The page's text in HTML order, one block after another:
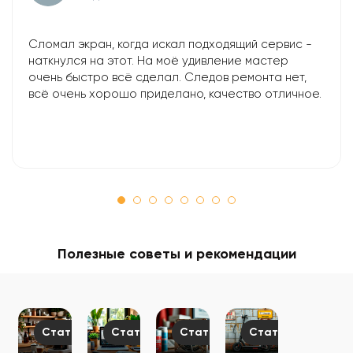
Сломал экран, когда искал подходящий сервис -
наткнулся на этот. На моё удивление мастер
очень быстро всё сделал. Следов ремонта нет,
всё очень хорошо приделано, качество отличное.
Полезные советы и рекомендации
Статьи Статьи Статьи Статьи